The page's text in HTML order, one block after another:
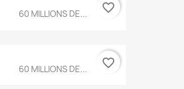
60 MILLIONS DE... favorite_border
60 MILLIONS DE... favorite_border